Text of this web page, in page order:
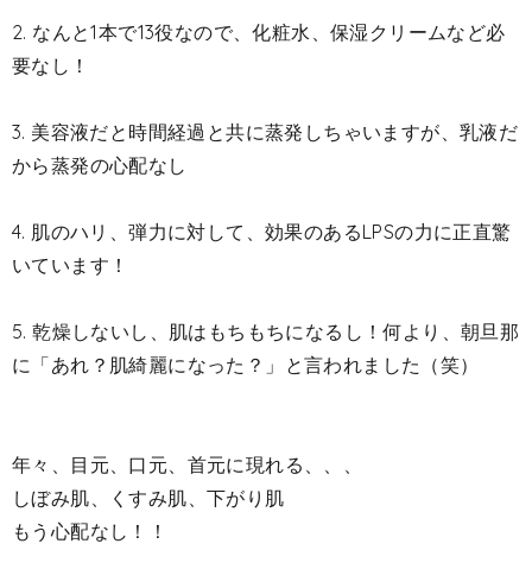
2. なんと1本で13役なので、化粧水、保湿クリームなど必
要なし！
3. 美容液だと時間経過と共に蒸発しちゃいますが、乳液だ
から蒸発の心配なし
4. 肌のハリ、弾力に対して、 効果のあるLPSの力に正直驚
いています！
5. 乾燥しないし、肌はもちもちになるし！何より、朝旦那
に 「あれ？肌綺麗になった？」 と言われました（笑）
年々、目元、口元、首元に現れる、、、
しぼみ肌、くすみ肌、下がり肌
もう心配なし！！